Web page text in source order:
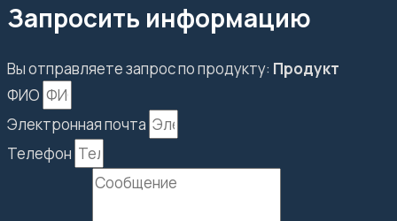
Запросить информацию
Вы отправляете запрос по продукту: Продукт
ФИО
Электронная почта
Телефон